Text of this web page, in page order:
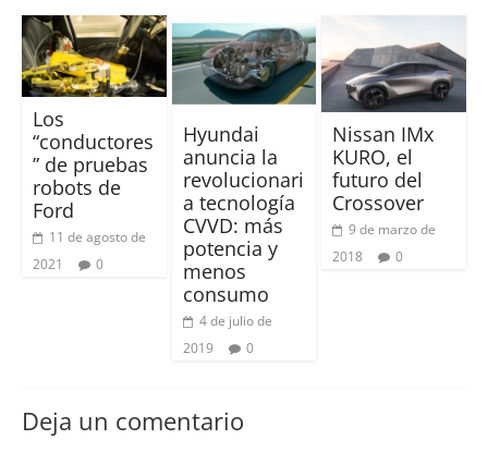
Los
“conductores
” de pruebas
robots de
Ford
11 de agosto de
2021
0
Hyundai
anuncia la
revolucionari
a tecnología
CVVD: más
potencia y
menos
consumo
4 de julio de
2019
0
Nissan IMx
KURO, el
futuro del
Crossover
9 de marzo de
2018
0
Deja un comentario